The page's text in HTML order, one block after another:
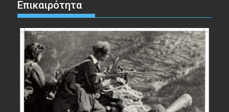
Επικαιρότητα